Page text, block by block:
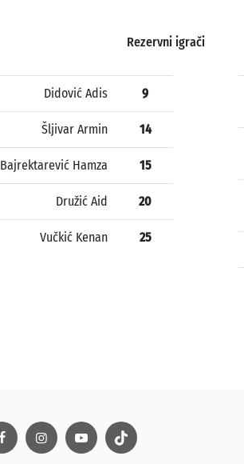
Rezervni igrači
Didović Adis 9
Šljivar Armin 14
Bajrektarević Hamza 15
Družić Aid 20
Vučkić Kenan 25